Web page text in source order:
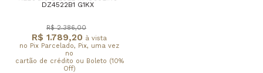
DZ4522B1 G1KX
R$ 1.789,20 à vista
no Pix Parcelado, Pix, uma vez
no
cartão de crédito ou Boleto (10%
Off)
R$ 2.386,00